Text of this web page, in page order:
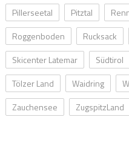
Pillerseetal
Pitztal
Roggenboden
Rucksack
Skicenter Latemar
Südtirol
Tölzer Land
Waidring
Zauchensee
ZugspitzLand